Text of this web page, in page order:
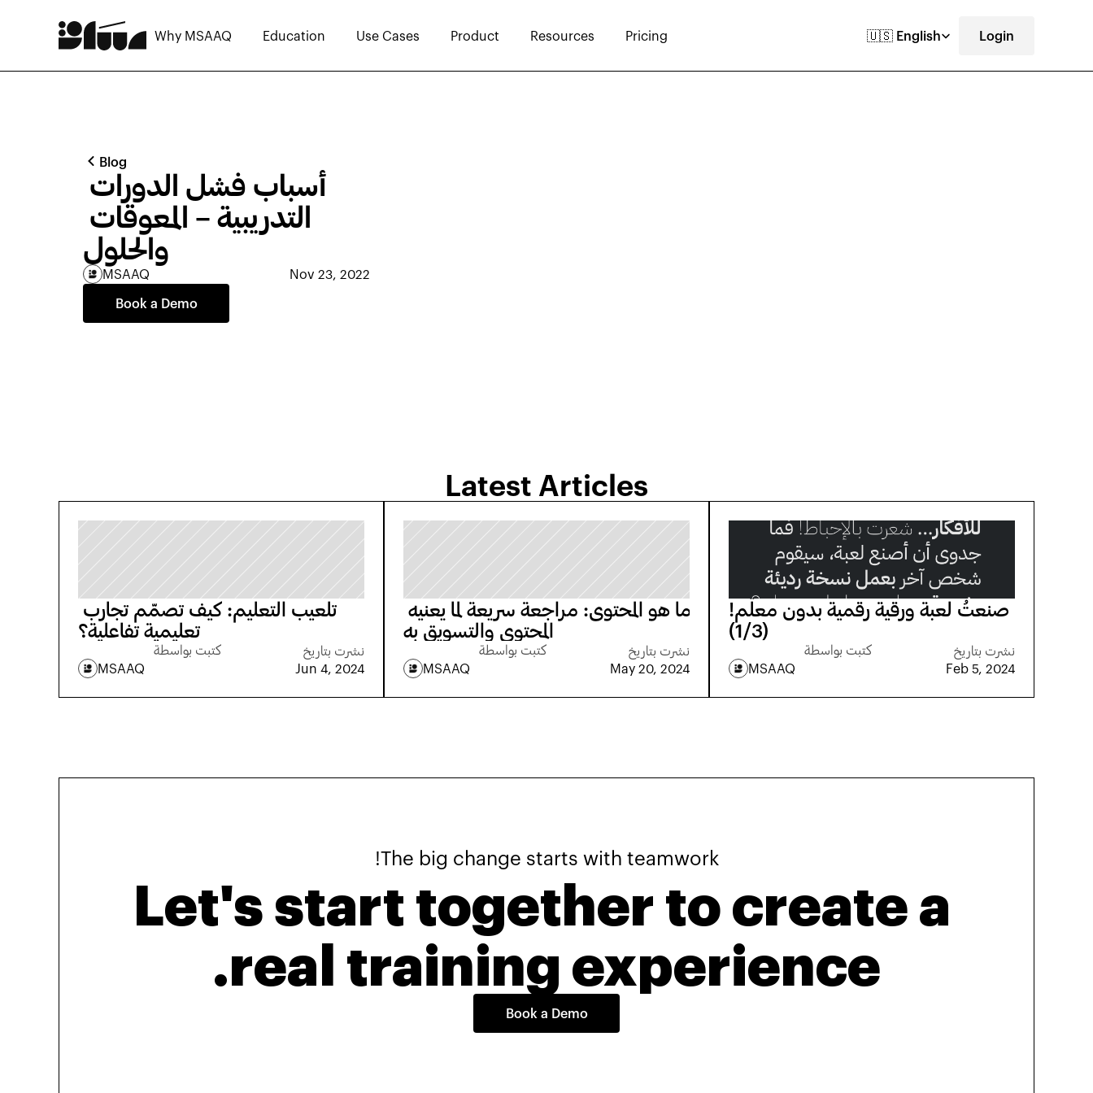
Why MSAAQ Education Use Cases Product Resources Pricing 🇺🇸 English Login
Blog
والحلول
MSAAQ
Nov 23, 2022
Book a Demo
Latest Articles
تعليمية تفاعلية؟
كتبت بواسطة
MSAAQ
نشرت بتاريخ
Jun 4, 2024
المحتوى والتسويق به
كتبت بواسطة
MSAAQ
نشرت بتاريخ
May 20, 2024
صنعتُ لعبة ورقية رقمية بدون معلّم!
(1/3)
كتبت بواسطة
MSAAQ
نشرت بتاريخ
Feb 5, 2024
The big change starts with teamwork!
Let's start together to create a
real training experience.
Book a Demo